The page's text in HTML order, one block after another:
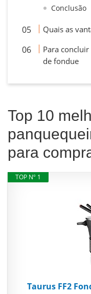
Conclusão
Quais as
Para
de fondue
Top 10
para
TOP Nº 1
Taurus FF2